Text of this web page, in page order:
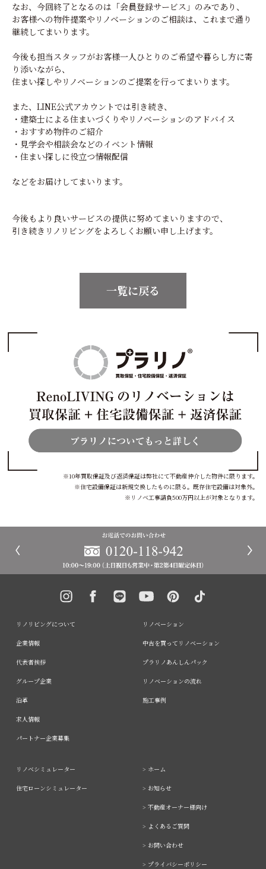
なお、今回終了となるのは「会員登録サービス」のみであり、
お客様への物件提案やリノベーションのご相談は、
これまで通り
継続してまいります。
今後も担当スタッフがお客様一人ひとりのご希望や暮らし方に寄
り 添いながら、
住まい探しやリノベーションのご提案を行ってまいります。
また、LINE公式アカウントでは引き続き、
・建築士による住まいづくりやリノベーションのアドバイス
・おすすめ物件のご紹介
・見学会や相談会などのイベント情報
・住まい探しに役立つ情報配信
などをお届けしてまいります。
今後もより良いサービスの提供に努めてまいりますので、
引き続きリノリビングをよろしくお願い申し上げます。
一覧に戻る
※10年買取保証及び返済保証は弊社にて不動産仲介した物件に限ります。
※住宅設備保証は新規交換したものに限る。既存住宅設備は対象外。
※リノベ工事請負500万円以上が対象となります。
リノリビングについて
企業情報
代表者挨拶
グループ企業
沿革
求人情報
パートナー企業募集
リノベーション
中古を買ってリノベーション
プラリノあんしんパック
リノベーションの流れ
施工事例
リノベシミュレーター
住宅ローンシミュレーター
> ホーム
> お知らせ
> 不動産オーナー様向け
> よくあるご質問
> お問い合わせ
> プライバシーポリシー